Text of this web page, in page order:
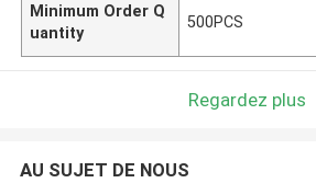
Minimum Order Q
uantity
500PCS
Regardez plus
AU SUJET DE NOUS